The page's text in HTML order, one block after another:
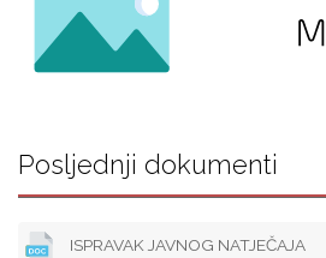
Posljednji dokumenti
ISPRAVAK JAVNOG NATJEČAJA